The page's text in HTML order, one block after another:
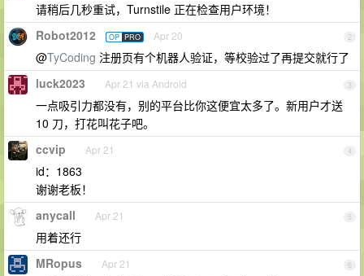
请稍后几秒重试，Turnstile 正在检查用户环境！
2
Robot2012 OP PRO Apr 20
@TyCoding 注册页有个机器人验证，等校验过了再提交就行了
3
luck2023 Apr 21 via Android
一点吸引力都没有，别的平台比你这便宜太多了。新用户才送
10 刀，打花叫花子吧。
4
ccvip Apr 21
id：1863
谢谢老板！
5
anycall Apr 21
用着还行
6
MRopus Apr 21